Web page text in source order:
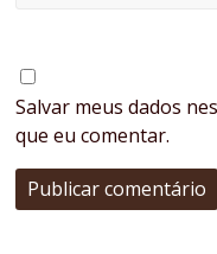
Salvar meus dados
que eu comentar.